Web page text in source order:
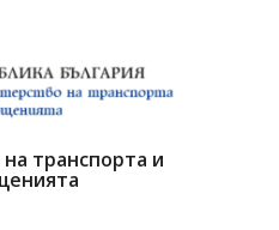
транспорта и